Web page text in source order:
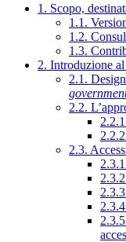
1. Scopo,
1.1.
1.2.
1.3.
2. Introduzione
2.1.
2.2.
2.3.